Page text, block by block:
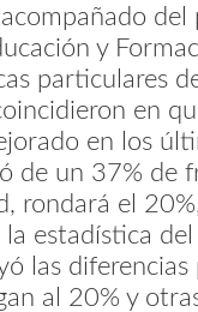
del
y
particulares
en
en los
de un 37% de
rondará el
estadística
las
al 20% y